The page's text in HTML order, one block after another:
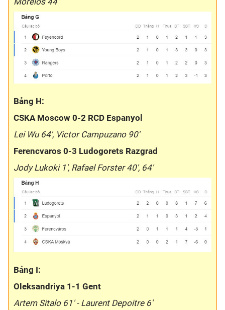
Bảng H:
CSKA Moscow 0-2 RCD Espanyol
Lei Wu 64', Victor Campuzano 90'
Ferencvaros 0-3 Ludogorets Razgrad
Jody Lukoki 1', Rafael Forster 40', 64'
Bảng I:
Oleksandriya 1-1 Gent
Artem Sitalo 61' - Laurent Depoitre 6'